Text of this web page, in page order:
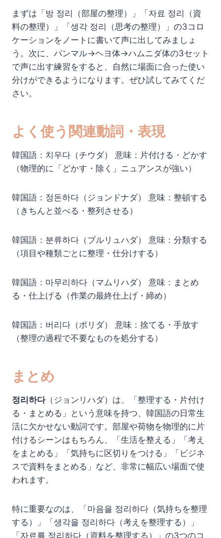
まずは「방 정리（部屋の整理）」「자료 정리（資
料の整理）」「생각 정리（思考の整理）」の3コロ
ケーションをノートに書いて声に出してみましょ
う。次に、パンマル→ヘヨ体→ハムニダ体の3セット
で声に出す練習をすると、自然に場面に合った使い
分けができるようになります。ぜひ試してみてくだ
さい。
よく使う関連動詞・表現
韓国語：치우다（チウダ） 意味：片付ける・どかす
（物理的に「どかす・除く」ニュアンスが強い）
韓国語：정돈하다（ジョンドナダ） 意味：整頓する
（きちんと並べる・整列させる）
韓国語：분류하다（ブルリュハダ） 意味：分類する
（項目や種類ごとに整理・仕分けする）
韓国語：마무리하다（マムリハダ） 意味：まとめ
る・仕上げる（作業の最終仕上げ・締め）
韓国語：버리다（ポリダ） 意味：捨てる・手放す
（整理の過程で不要なものを処分する）
まとめ
정리하다（ジョンリハダ）は、「整理する・片付け
る・まとめる」という意味を持つ、韓国語の日常生
活に欠かせない動詞です。部屋や荷物を物理的に片
付けるシーンはもちろん、「生活を整える」「考え
をまとめる」「気持ちに区切りをつける」「ビジネ
スで資料をまとめる」など、非常に幅広い場面で使
われます。
特に重要なのは、「마음을 정리하다（気持ちを整理
する）」「생각을 정리하다（考えを整理する）」
「자료를 정리하다（資料を整理する）」の3つのコ